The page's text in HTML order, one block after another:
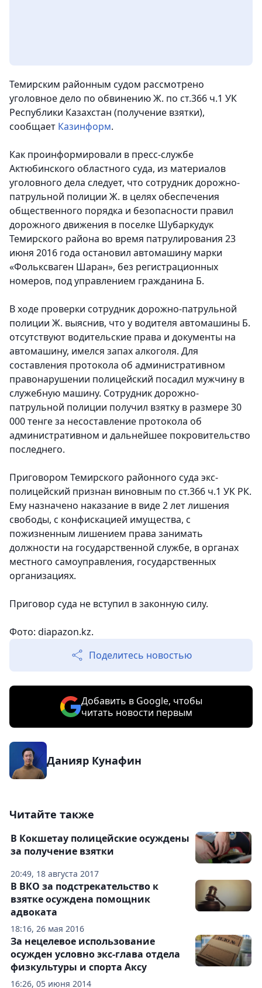
Темирским районным судом рассмотрено
уголовное дело по обвинению Ж. по ст.366 ч.1 УК
Республики Казахстан (получение взятки),
сообщает Казинформ.
Как проинформировали в пресс-службе
Актюбинского областного суда, из материалов
уголовного дела следует, что сотрудник дорожно-
патрульной полиции Ж. в целях обеспечения
общественного порядка и безопасности правил
дорожного движения в поселке Шубаркудук
Темирского района во время патрулирования 23
июня 2016 года остановил автомашину марки
«Фольксваген Шаран», без регистрационных
номеров, под управлением гражданина Б.
В ходе проверки сотрудник дорожно-патрульной
полиции Ж. выяснив, что у водителя автомашины Б.
отсутствуют водительские права и документы на
автомашину, имелся запах алкоголя. Для
составления протокола об административном
правонарушении полицейский посадил мужчину в
служебную машину. Сотрудник дорожно-
патрульной полиции получил взятку в размере 30
000 тенге за несоставление протокола об
административном и дальнейшее покровительство
последнего.
Приговором Темирского районного суда экс-
полицейский признан виновным по ст.366 ч.1 УК РК.
Ему назначено наказание в виде 2 лет лишения
свободы, с конфискацией имущества, с
пожизненным лишением права занимать
должности на государственной службе, в органах
местного самоуправления, государственных
организациях.
Приговор суда не вступил в законную силу.
Фото: diapazon.kz.
Поделитесь новостью
Добавить в Google, чтобы
читать новости первым
Данияр Кунафин
Читайте также
20:49, 18 августа 2017
В Кокшетау полицейские осуждены
за получение взятки
18:16, 26 мая 2016
В ВКО за подстрекательство к
взятке осуждена помощник
адвоката
16:26, 05 июня 2014
За нецелевое использование
осужден условно экс-глава отдела
физкультуры и спорта Аксу